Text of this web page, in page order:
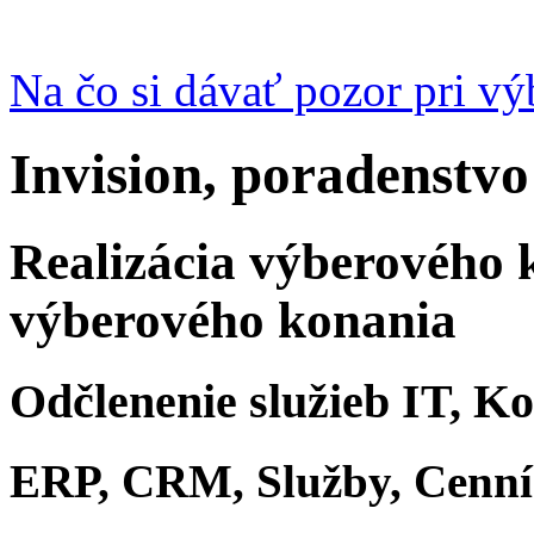
Na čo si dávať pozor pri
Invision,
Realizácia
výberového konania
Odčlenenie služieb IT,
ERP, CRM, Služby,